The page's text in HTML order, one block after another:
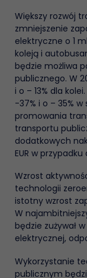
Większy rozwój
zmniejszenie
elektryczne o 1
koleją i
będzie możliwa
publicznego. W
i o – 13% dla
-37% i o – 35%
promowania
transportu
dodatkowych
EUR w
Wzrost
technologii
istotny wzrost
W
będzie zużywał
elektrycznej,
Wykorzystanie
publicznym